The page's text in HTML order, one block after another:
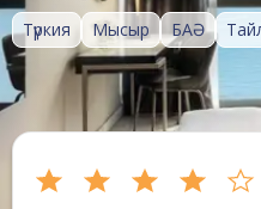
Түркия Мысыр БАӘ